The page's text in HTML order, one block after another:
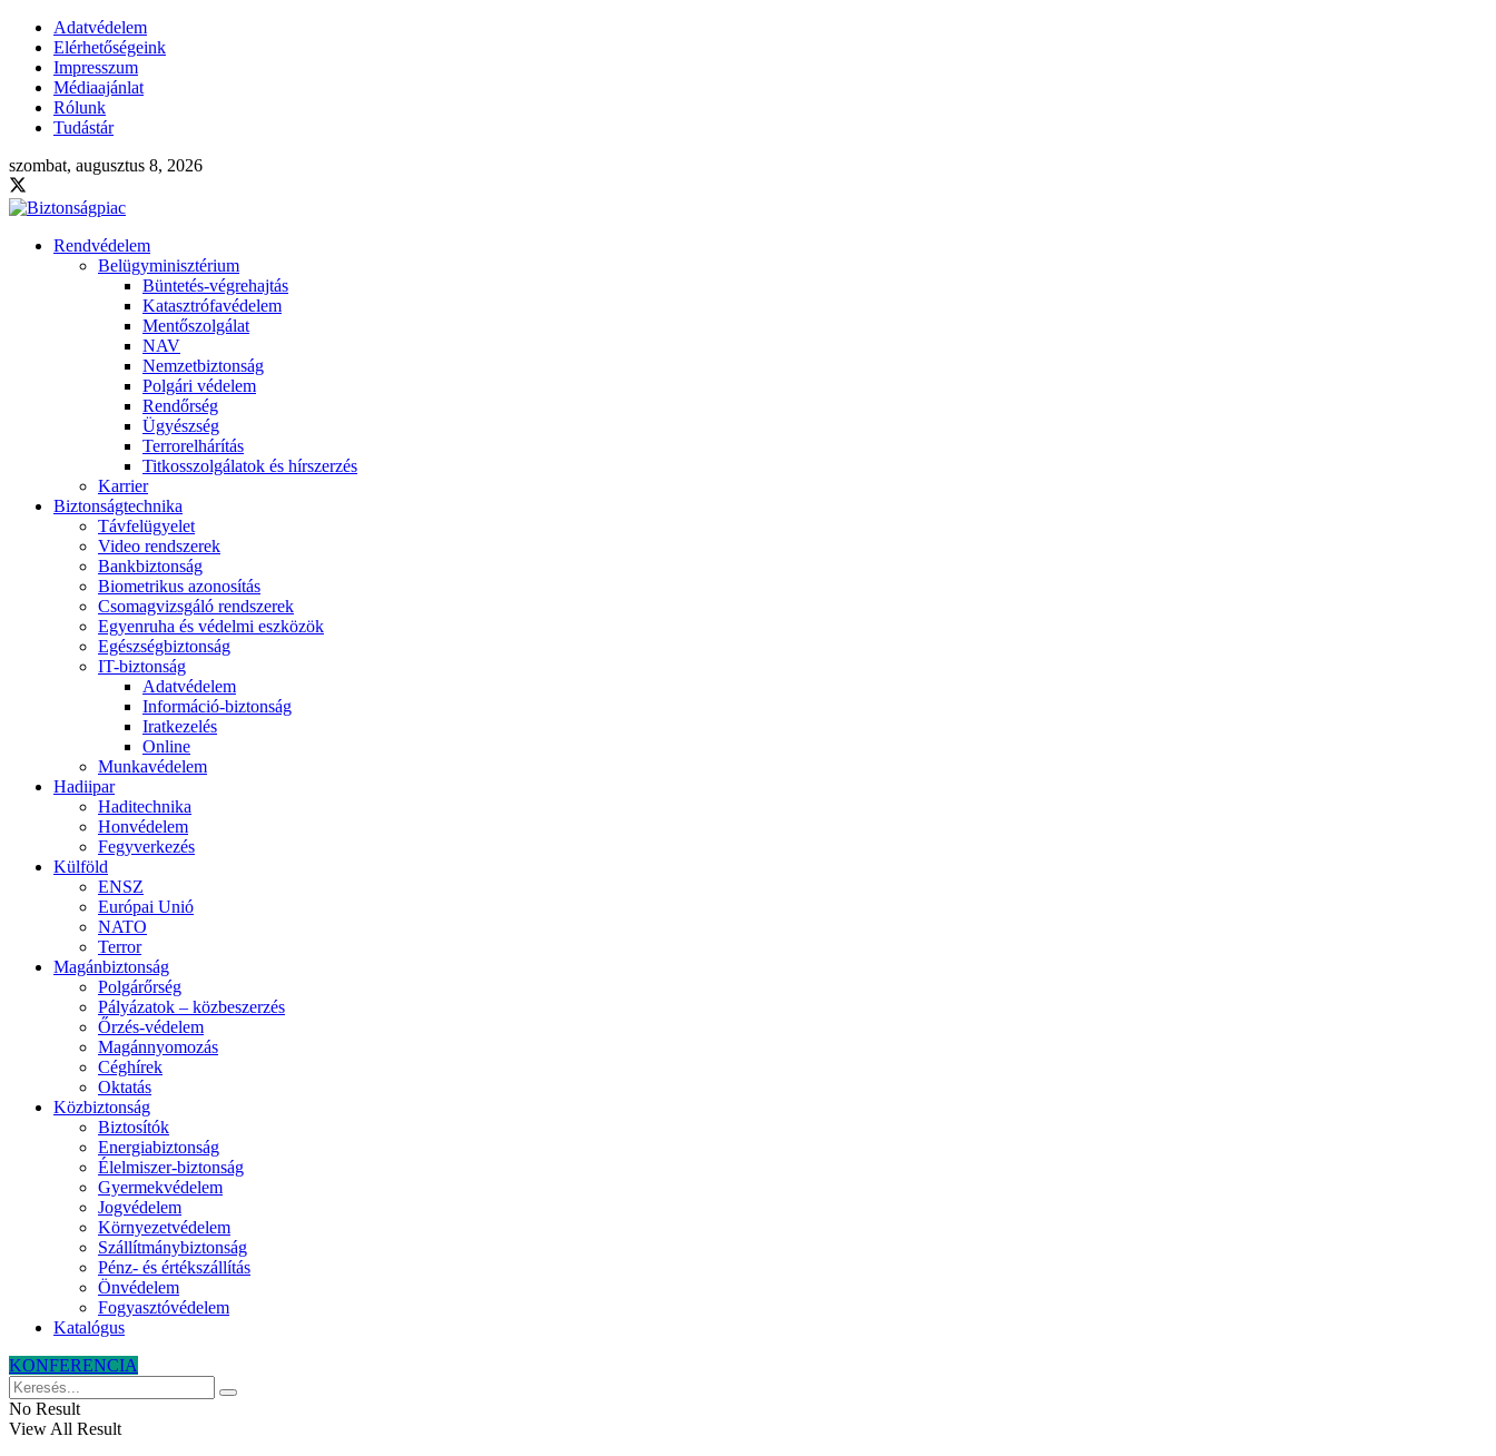
Adatvédelem
Elérhetőségeink
Impresszum
Médiaajánlat
Rólunk
Tudástár
szombat, augusztus 8, 2026
Rendvédelem
Belügyminisztérium
Büntetés-végrehajtás
Katasztrófavédelem
Mentőszolgálat
NAV
Nemzetbiztonság
Polgári védelem
Rendőrség
Ügyészség
Terrorelhárítás
Titkosszolgálatok és hírszerzés
Karrier
Biztonságtechnika
Távfelügyelet
Video rendszerek
Bankbiztonság
Biometrikus azonosítás
Csomagvizsgáló rendszerek
Egyenruha és védelmi eszközök
Egészségbiztonság
IT-biztonság
Adatvédelem
Információ-biztonság
Iratkezelés
Online
Munkavédelem
Hadiipar
Haditechnika
Honvédelem
Fegyverkezés
Külföld
ENSZ
Európai Unió
NATO
Terror
Magánbiztonság
Polgárőrség
Pályázatok – közbeszerzés
Őrzés-védelem
Magánnyomozás
Céghírek
Oktatás
Közbiztonság
Biztosítók
Energiabiztonság
Élelmiszer-biztonság
Gyermekvédelem
Jogvédelem
Környezetvédelem
Szállítmánybiztonság
Pénz- és értékszállítás
Önvédelem
Fogyasztóvédelem
Katalógus
KONFERENCIA
No Result
View All Result